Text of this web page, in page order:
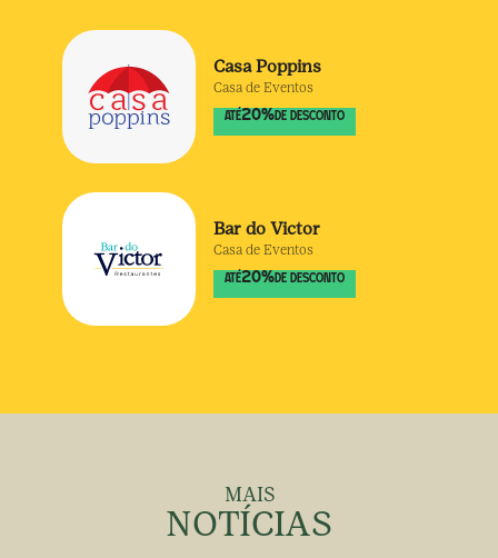
Casa Poppins
Casa de Eventos
ATÉ20% DE DESCONTO
Bar do Victor
Casa de Eventos
ATÉ20% DE DESCONTO
MAIS
NOTÍCIAS